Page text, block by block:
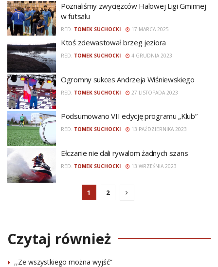
Poznaliśmy zwycięzców Halowej Ligi Gminnej
w futsalu
RED. TOMEK SUCHOCKI 17 MARCA 2025
Ktoś zdewastował brzeg jeziora
RED. TOMEK SUCHOCKI 4 GRUDNIA 2023
Ogromny sukces Andrzeja Wiśniewskiego
RED. TOMEK SUCHOCKI 27 LISTOPADA 2023
Podsumowano VII edycję programu „Klub”
RED. TOMEK SUCHOCKI 13 PAŹDZIERNIKA 2023
Ełczanie nie dali rywalom żadnych szans
RED. TOMEK SUCHOCKI 13 WRZEŚNIA 2023
1 2
Czytaj również
,,Ze wszystkiego można wyjść”